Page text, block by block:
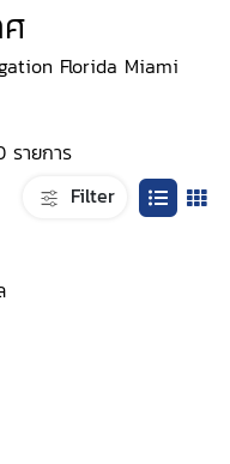
Florida Miami
รายการ
Filter